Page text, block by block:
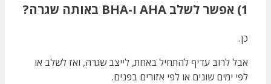
1) אפשר לשלב AHA ו-BHA באותה שגרה?
כן.
אבל לרוב עדיף להתחיל באחת, לייצב שגרה, ואז לשלב או
לפי ימים שונים או לפי אזורים בפנים.